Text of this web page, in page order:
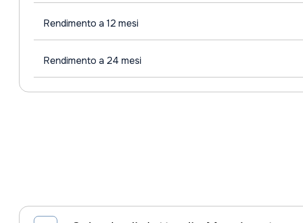
Rendimento a 12 mesi
Rendimento a 24 mesi